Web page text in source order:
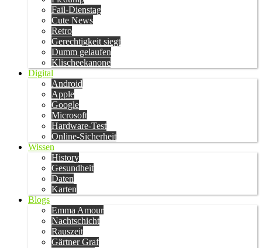
Fail-Dienstag
Cute News
Retro
Gerechtigkeit siegt
Dumm gelaufen
Klischeekanone
Digital
Android
Apple
Google
Microsoft
Hardware-Test
Online-Sicherheit
Wissen
History
Gesundheit
Daten
Karten
Blogs
Emma Amour
Nachtschicht
Rauszeit
Gärtner Graf